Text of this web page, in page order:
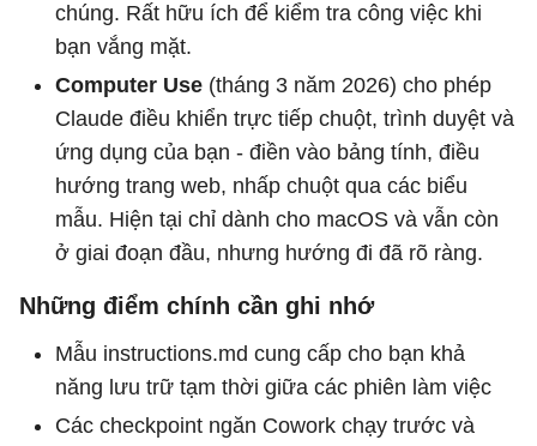
chúng. Rất hữu ích để kiểm tra công việc khi
bạn vắng mặt.
Computer Use (tháng 3 năm 2026) cho phép
Claude điều khiển trực tiếp chuột, trình duyệt và
ứng dụng của bạn - điền vào bảng tính, điều
hướng trang web, nhấp chuột qua các biểu
mẫu. Hiện tại chỉ dành cho macOS và vẫn còn
ở giai đoạn đầu, nhưng hướng đi đã rõ ràng.
Những điểm chính cần ghi nhớ
Mẫu instructions.md cung cấp cho bạn khả
năng lưu trữ tạm thời giữa các phiên làm việc
Các checkpoint ngăn Cowork chạy trước và